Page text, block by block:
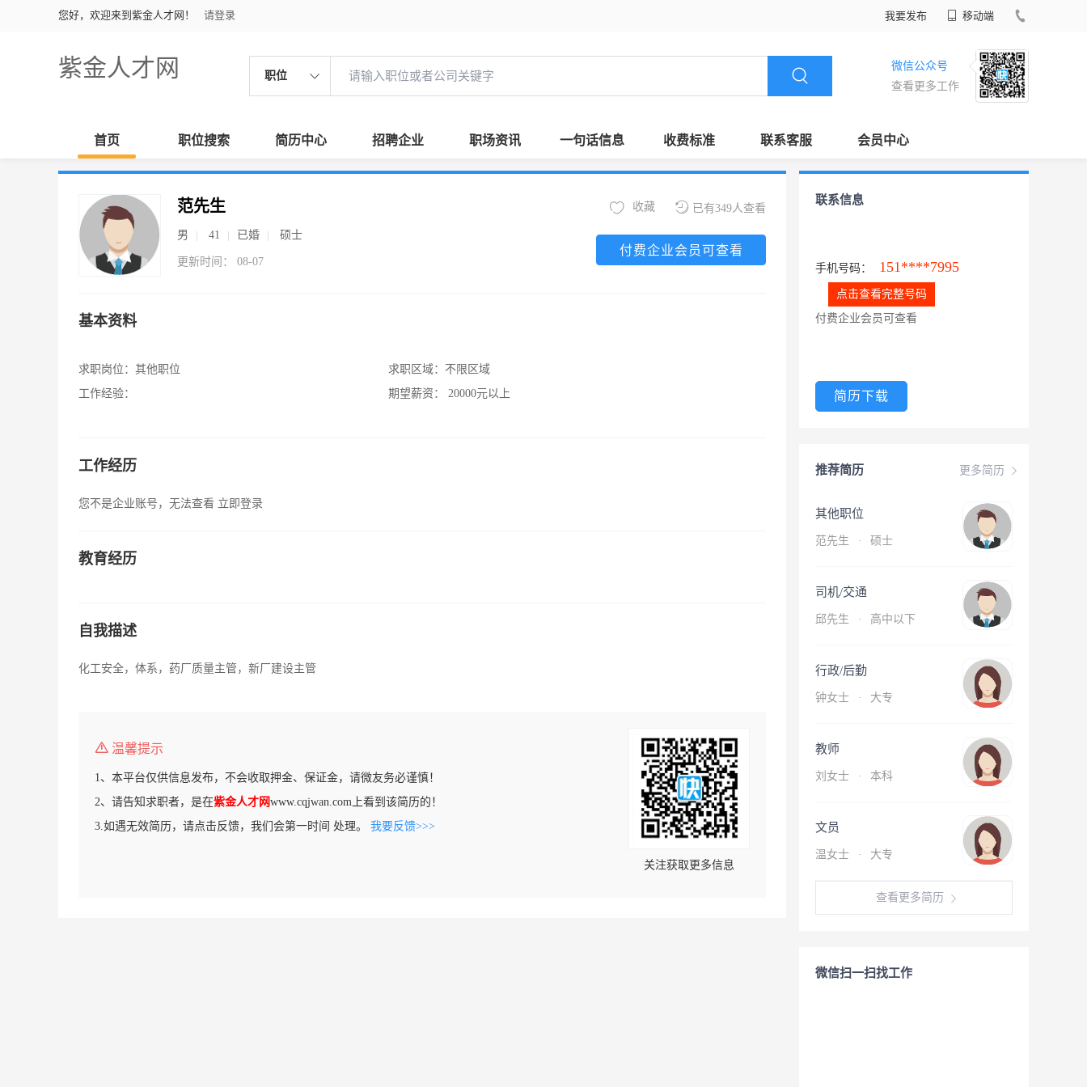
您好，欢迎来到紫金人才网！ 请登录 我要发布 移动端
紫金人才网 职位
微信公众号
查看更多工作
首页 职位搜索 简历中心 招聘企业 职场资讯 一句话信息 收费标准 联系客服 会员中心
范先生
男 41 已婚 硕士
更新时间： 08-07
已有349人查看
收藏
付费企业会员可查看
基本资料
求职岗位： 其他职位
工作经验：
求职区域： 不限区域
期望薪资：
20000元以上
工作经历
您不是企业账号，无法查看 立即登录
教育经历
自我描述
化工安全，体系，药厂质量主管，新厂建设主管
温馨提示
1、本平台仅供信息发布，不会收取押金、保证金，请微友务必谨慎！
2、请告知求职者，是在紫金人才网www.cqjwan.com上看到该简历的！
3.如遇无效简历，请点击反馈，我们会第一时间 处理。 我要反馈>>>
关注获取更多信息
联系信息
手机号码： 151****7995
点击查看完整号码
付费企业会员可查看
简历下载
更多简历
推荐简历
其他职位
范先生 · 硕士
司机/交通
邱先生 · 高中以下
行政/后勤
钟女士 · 大专
教师
刘女士 · 本科
文员
温女士 · 大专
查看更多简历
微信扫一扫找工作